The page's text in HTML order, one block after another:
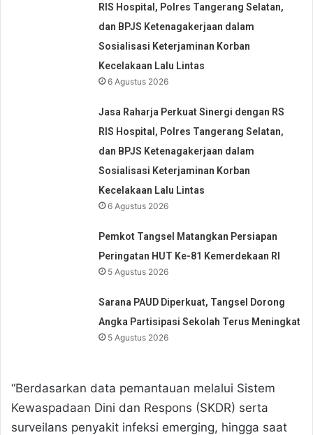
RIS Hospital, Polres Tangerang Selatan,
dan BPJS Ketenagakerjaan dalam
Sosialisasi Keterjaminan Korban
Kecelakaan Lalu Lintas
6 Agustus 2026
Jasa Raharja Perkuat Sinergi dengan RS
RIS Hospital, Polres Tangerang Selatan,
dan BPJS Ketenagakerjaan dalam
Sosialisasi Keterjaminan Korban
Kecelakaan Lalu Lintas
6 Agustus 2026
Pemkot Tangsel Matangkan Persiapan
Peringatan HUT Ke-81 Kemerdekaan RI
5 Agustus 2026
Sarana PAUD Diperkuat, Tangsel Dorong
Angka Partisipasi Sekolah Terus Meningkat
5 Agustus 2026
“Berdasarkan data pemantauan melalui Sistem
Kewaspadaan Dini dan Respons (SKDR) serta
surveilans penyakit infeksi emerging, hingga saat